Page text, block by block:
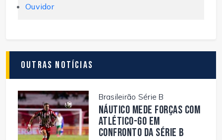
Ouvidor
Outras Notícias
Brasileirão Série B
Náutico mede forças com
Atlético-GO em
confronto da Série B